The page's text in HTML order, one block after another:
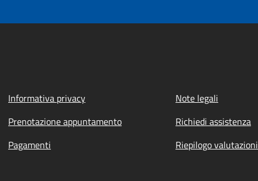
Informativa privacy
Note legali
Prenotazione appuntamento
Richiedi assistenza
Pagamenti
Riepilogo valutazioni